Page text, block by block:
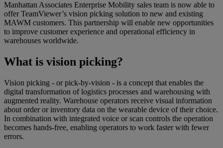
Manhattan Associates Enterprise Mobility sales team is now able to
offer TeamViewer’s vision picking solution to new and existing
MAWM customers. This partnership will enable new opportunities
to improve customer experience and operational efficiency in
warehouses worldwide.
What is vision picking?
Vision picking - or pick-by-vision - is a concept that enables the
digital transformation of logistics processes and warehousing with
augmented reality. Warehouse operators receive visual information
about order or inventory data on the wearable device of their choice.
In combination with integrated voice or scan controls the operation
becomes hands-free, enabling operators to work faster with fewer
errors.